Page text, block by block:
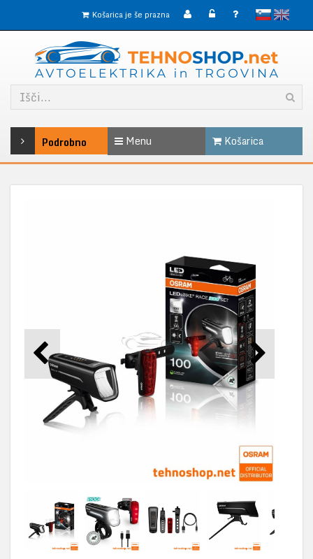
slovenskoEnglish
Košarica je še prazna
Podrobno Menu Košarica